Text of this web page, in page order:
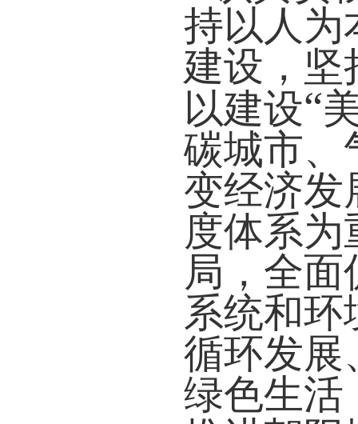
持以人为
建设，坚
以建设“
碳城市、
变经济发
度体系
局，全
系统和
循环发展
绿色生活